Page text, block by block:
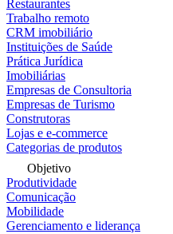
Restaurantes
Trabalho remoto
CRM imobiliário
Instituições de Saúde
Prática Jurídica
Imobiliárias
Empresas de Consultoria
Empresas de Turismo
Construtoras
Lojas e e-commerce
Categorias de produtos
Objetivo
Produtividade
Comunicação
Mobilidade
Gerenciamento e liderança